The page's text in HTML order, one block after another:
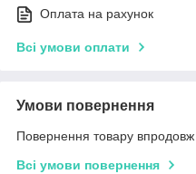
Оплата на рахунок
Всі умови оплати
Умови повернення
Повернення товару впродовж
Всі умови повернення